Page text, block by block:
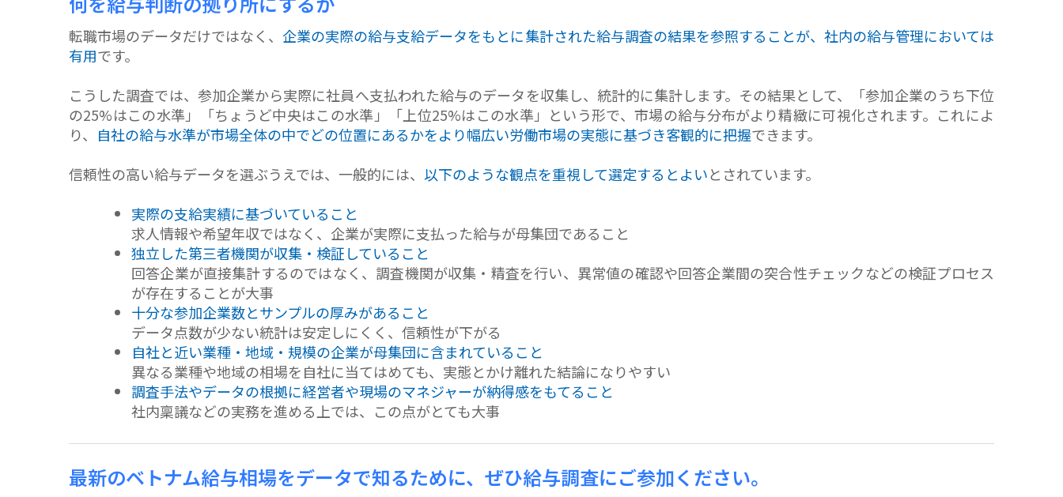
転職市場のデータだけではなく、 企業の実際の給与支給データをもとに集計された給与調査の結果を参照することが、社内の給与管理においては
有用です。
こうした調査では、参加企業から実際に社員へ支払われた給与のデータを収集し、統計的に集計します。その結果として、「参加企業のうち下位
の25%はこの水準」「ちょうど中央はこの水準」「上位25%はこの水準」という形で、市場の給与分布がより精緻に可視化されます。これによ
り、
自社の給与水準が市場全体の中でどの位置にあるかをより幅広い労働市場の実態に基づき客観的に把握できます。
信頼性の高い給与データを選ぶうえでは、一般的には、 以下のような観点を重視して選定するとよいとされています。
実際の支給実績に基づいていること
求人情報や希望年収ではなく、企業が実際に支払った給与が母集団であること
独立した第三者機関が収集・検証していること
回答企業が直接集計するのではなく、調査機関が収集・精査を行い、異常値の確認や回答企業間の突合性チェックなどの検証プロセス
が存在することが大事
十分な参加企業数とサンプルの厚みがあること
データ点数が少ない統計は安定しにくく、信頼性が下がる
自社と近い業種・地域・規模の企業が母集団に含まれていること
異なる業種や地域の相場を自社に当てはめても、実態とかけ離れた結論になりやすい
調査手法やデータの根拠に経営者や現場のマネジャーが納得感をもてること
社内稟議などの実務を進める上では、この点がとても大事
最新のベトナム給与相場をデータで知るために、ぜひ給与調査にご参加ください。